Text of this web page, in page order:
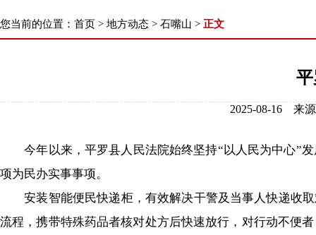
您当前的位置： 首页 > 地方动态 > 石嘴山 > 正文
2025-08-16 来
今年以来，平罗县人民法院始终坚持“以人民为中心”发
项为民办实事事项。
安装智能便民快递柜，有效解决干警及当事人快递收取
流程，携带特殊药品者核对处方后快速放行，对行动不便